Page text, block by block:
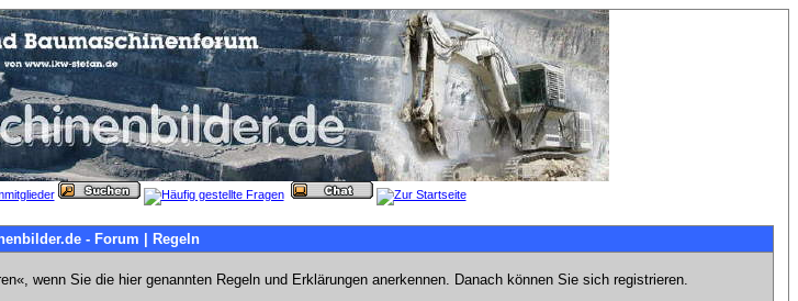
- Forum | Regeln
wenn Sie die hier genannten Regeln und Erklärungen anerkennen. Danach können Sie sich registrieren.